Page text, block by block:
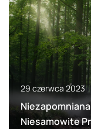
29 czerwca 2023
Niesamowite